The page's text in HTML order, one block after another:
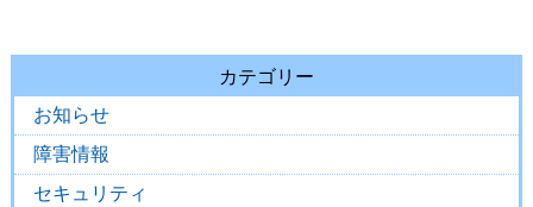
カテゴリー
お知らせ
障害情報
セキュリティ